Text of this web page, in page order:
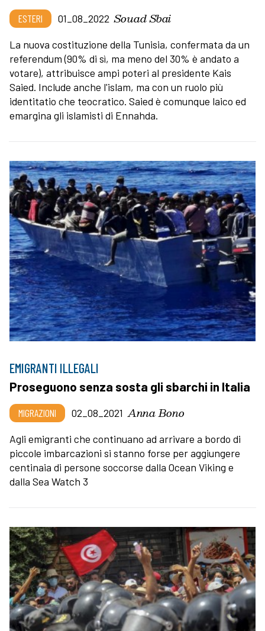
ESTERI 01_08_2022 Souad Sbai
La nuova costituzione della Tunisia, confermata da un
referendum (90% di sì, ma meno del 30% è andato a
votare), attribuisce ampi poteri al presidente Kais
Saied. Include anche l'islam, ma con un ruolo più
identitatio che teocratico. Saied è comunque laico ed
emargina gli islamisti di Ennahda.
EMIGRANTI ILLEGALI
Proseguono senza sosta gli sbarchi in Italia
MIGRAZIONI 02_08_2021 Anna Bono
Agli emigranti che continuano ad arrivare a bordo di
piccole imbarcazioni si stanno forse per aggiungere
centinaia di persone soccorse dalla Ocean Viking e
dalla Sea Watch 3